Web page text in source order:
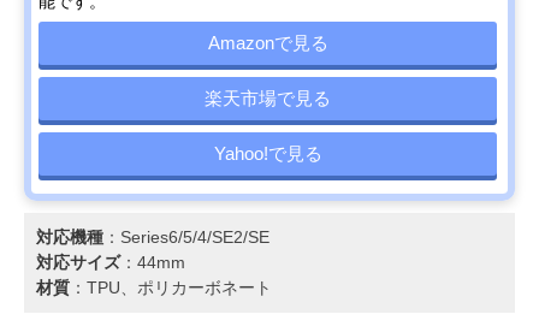
Amazonで見る
楽天市場で見る
Yahoo!で見る
対応機種 ：Series6/5/4/SE2/SE
対応サイズ：44mm
材質 ：TPU、ポリカーボネート